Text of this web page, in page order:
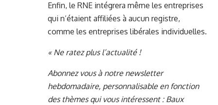
Enfin, le RNE intégrera même les entreprises
qui n’étaient affiliées à aucun registre,
comme les entreprises libérales individuelles.
« Ne ratez plus l’actualité !
Abonnez vous à notre newsletter
hebdomadaire, personnalisable en fonction
des thèmes qui vous intéressent : Baux